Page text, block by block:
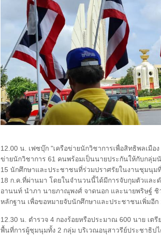
12.00 น. เฟซบุ๊ก "เครือข่ายนักวิชาการเพื่อสิทธิพลเมือ
ข่ายนักวิชาการ 61 คนพร้อมเป็นนายประกันให้กับกลุ่ม
15 นักศึกษาและประชาชนที่ร่วมปราศรัยในงานชุมนุม
18 ก.ค.ที่ผ่านมา โดยในจำนวนนี้ได้มีการจับกุมตัวและ
อานนท์ นำภา นายภาณุพงศ์ จาดนอก และนายพริษฐ์ ชิ
หลักฐาน เพื่อขอหมายจับนักศึกษาและประชาชนเพิ่มอีก
12.30 น. ตำรวจ 4 กองร้อยหรือประมาณ 600 นาย เต
พื้นที่การผู้ชุมนุมทั้ง 2 กลุ่ม บริเวณอนุสาวรีย์ประชาธิป